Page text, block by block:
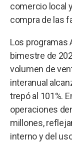
comercio local
compra de las
Los programas
bimestre de
volumen de
interanual
trepó al 101%.
operaciones
millones,
interno y del